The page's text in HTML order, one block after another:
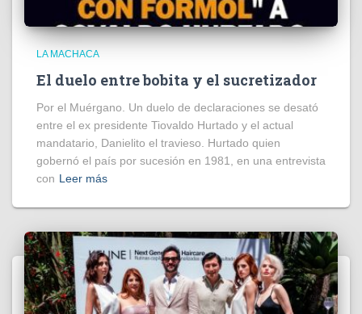
LA MACHACA
El duelo entre bobita y el sucretizador
Por el Muérgano. Un duelo de declaraciones se desató
entre el ex presidente Tiovaldo Hurtado y el actual
mandatario, Danielito el travieso. Hurtado quien
gobernó el país por sucesión en 1981, en una entrevista
con Leer más